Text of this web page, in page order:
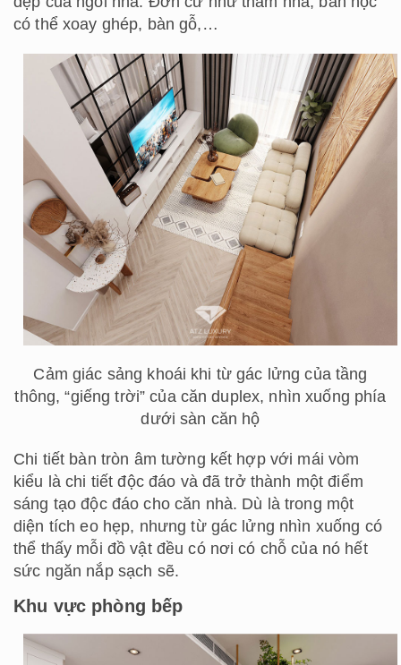
có thể xoay ghép, bàn gỗ,…
Cảm giác sảng khoái khi từ gác lửng của tầng
thông, “giếng trời” của căn duplex, nhìn xuống phía
dưới sàn căn hộ
Chi tiết bàn tròn âm tường kết hợp với mái vòm
kiểu là chi tiết độc đáo và đã trở thành một điểm
sáng tạo độc đáo cho căn nhà. Dù là trong một
diện tích eo hẹp, nhưng từ gác lửng nhìn xuống có
thể thấy mỗi đồ vật đều có nơi có chỗ của nó hết
sức ngăn nắp sạch sẽ.
Khu vực phòng bếp